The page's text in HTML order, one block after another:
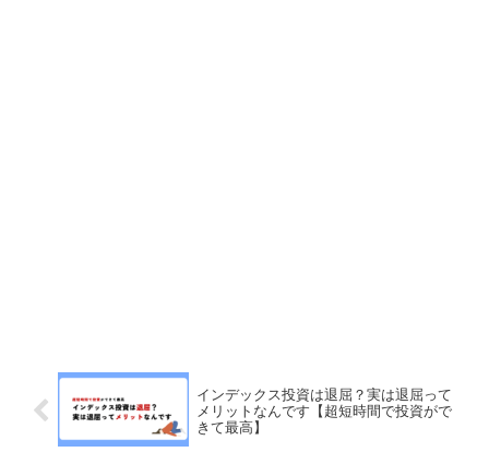
インデックス投資は退屈？実は退屈って
メリットなんです【超短時間で投資がで
きて最高】